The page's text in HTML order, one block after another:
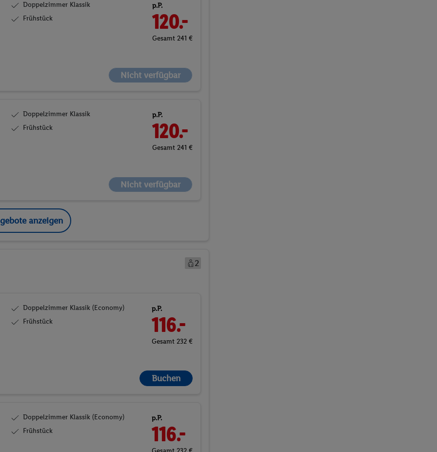
Doppelzimmer Klassik
Frühstück
p.P.
120.-
Gesamt 241 €
Nicht verfügbar
Doppelzimmer Klassik
Frühstück
p.P.
120.-
Gesamt 241 €
Nicht verfügbar
anzeigen
2
Doppelzimmer Klassik (Economy)
Frühstück
p.P.
116.-
Gesamt 232 €
Buchen
Doppelzimmer Klassik (Economy)
Frühstück
p.P.
116.-